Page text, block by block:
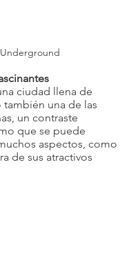
Underground
ciudad llena de
también una de las
un contraste
que se puede
aspectos, como
de sus atractivos